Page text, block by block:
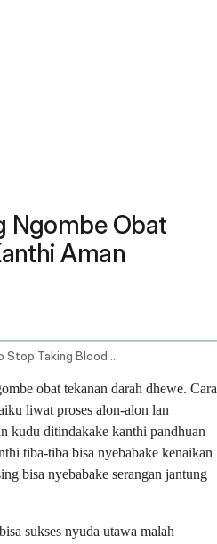
Ngombe Obat
Aman
How To Stop Taking Blood Pressure Medication Safely
obat tekanan darah dhewe. Cara
liwat proses alon-alon lan
kudu ditindakake kanthi pandhuan
tiba-tiba bisa nyebabake kenaikan
bisa nyebabake serangan jantung
sukses nyuda utawa malah